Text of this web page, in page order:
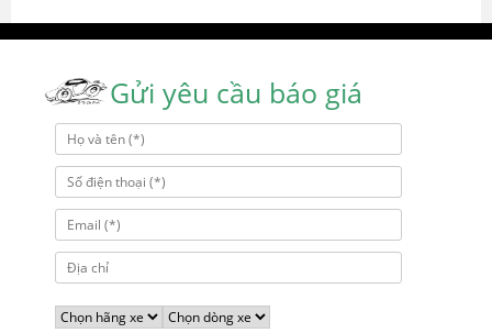
Gửi yêu cầu báo giá